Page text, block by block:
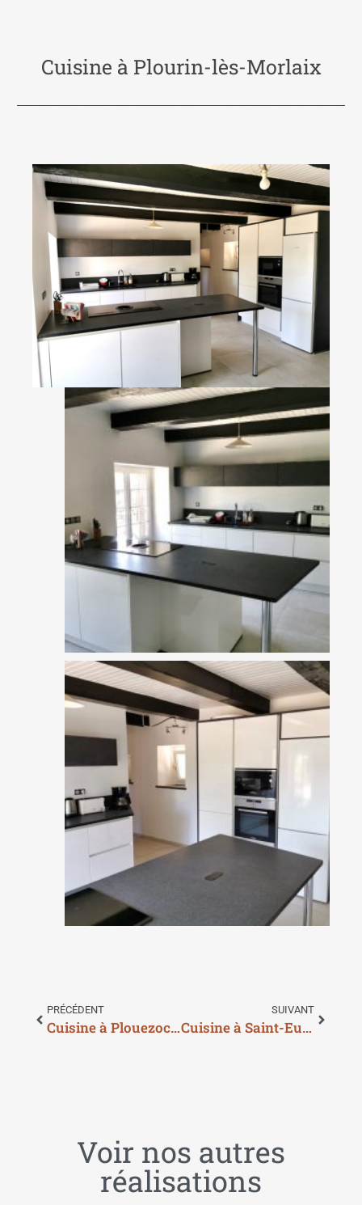
Cuisine à Plourin-lès-Morlaix
PRÉCÉDENT
Cuisine à Plouezoc’h
SUIVANT
Cuisine à Saint-Eutrope
Voir nos autres
réalisations